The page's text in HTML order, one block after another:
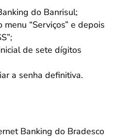
do Banrisul;
“Serviços” e depois
de sete dígitos
a senha definitiva.
Banking do Bradesco